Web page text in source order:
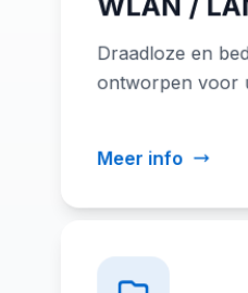
Draadloze en
ontworpen voor
Meer info